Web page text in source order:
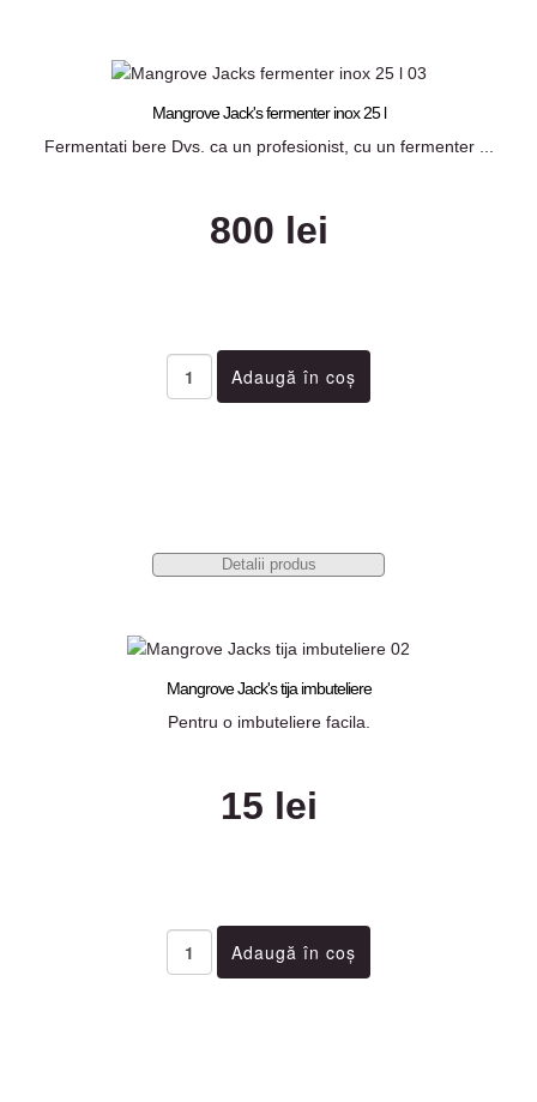
Mangrove Jack's fermenter inox 25 l
Fermentati bere Dvs. ca un profesionist, cu un fermenter ...
800 lei
Detalii produs
Mangrove Jack's tija imbuteliere
Pentru o imbuteliere facila.
15 lei